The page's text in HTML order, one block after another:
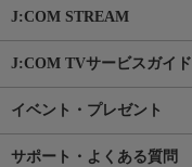
J:COM STREAM
J:COM TVサービスガイド
イベント・プレゼント
サポート・よくある質問